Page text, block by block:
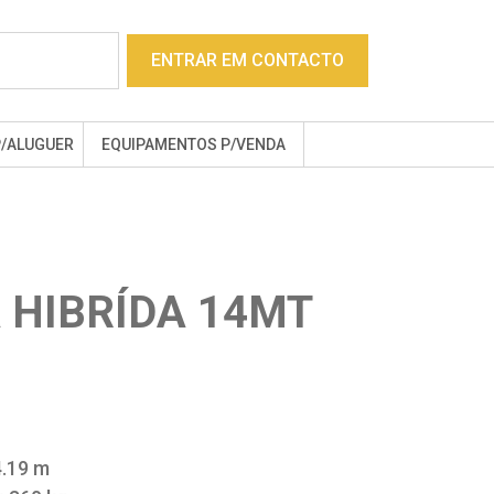
ENTRAR EM CONTACTO
ALUGUER EQUIPAMENTOS P/VENDA
HIBRÍDA 14MT
m